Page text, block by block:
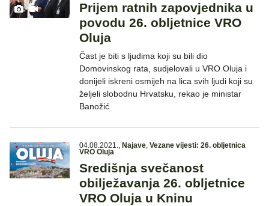
Prijem ratnih zapovjednika u
povodu 26. obljetnice VRO
Oluja
Čast je biti s ljudima koji su bili dio
Domovinskog rata, sudjelovali u VRO Oluja i
donijeli iskreni osmijeh na lica svih ljudi koji su
željeli slobodnu Hrvatsku, rekao je ministar
Banožić
04.08.2021., Najave, Vezane vijesti: 26. obljetnica
VRO Oluja
Središnja svečanost
obilježavanja 26. obljetnice
VRO Oluja u Kninu